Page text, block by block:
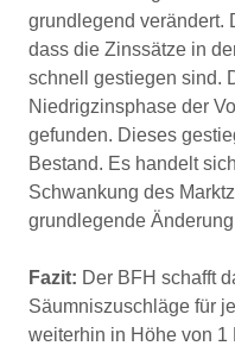
grundlegend verändert.
dass die Zinssätze in
schnell gestiegen sind.
Niedrigzinsphase der
gefunden. Dieses
Bestand. Es handelt
Schwankung des
grundlegende
Fazit: Der BFH schafft
Säumniszuschläge für
weiterhin in Höhe von 1